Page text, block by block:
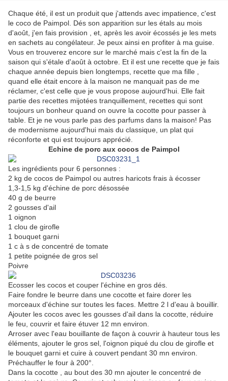
Chaque été, il est un produit que j'attends avec impatience, c'est
le coco de Paimpol. Dés son apparition sur les étals au mois
d'août, j'en fais provision , et, après les avoir écossés je les mets
en sachets au congélateur. Je peux ainsi en profiter à ma guise.
Vous en trouverez encore sur le marché mais c'est la fin de la
saison qui s'étale d'août à octobre. Et il est une recette que je fais
chaque année depuis bien longtemps, recette que ma fille ,
quand elle était encore à la maison ne manquait pas de me
réclamer, c'est celle que je vous propose aujourd'hui. Elle fait
partie des recettes mijotées tranquillement, recettes qui sont
toujours un bonheur quand on ouvre la cocotte pour passer à
table. Et je ne vous parle pas des parfums dans la maison! Pas
de modernisme aujourd'hui mais du classique, un plat qui
réconforte et qui est toujours apprécié.
Echine de porc aux cocos de Paimpol
Les ingrédients pour 6 personnes :
2 kg de cocos de Paimpol ou autres haricots frais à écosser
1,3-1,5 kg d'échine de porc désossée
40 g de beurre
2 gousses d'ail
1 oignon
1 clou de girofle
1 bouquet garni
1 c à s de concentré de tomate
1 petite poignée de gros sel
Poivre
Ecosser les cocos et couper l'échine en gros dés.
Faire fondre le beurre dans une cocotte et faire dorer les
morceaux d'échine sur toutes les faces. Mettre 2 l d'eau à bouillir.
Ajouter les cocos avec les gousses d'ail dans la cocotte, réduire
le feu, couvrir et faire étuver 12 mn environ.
Arroser avec l'eau bouillante de façon à couvrir à hauteur tous les
éléments, ajouter le gros sel, l'oignon piqué du clou de girofle et
le bouquet garni et cuire à couvert pendant 30 mn environ.
Préchauffer le four à 200°.
Dans la cocotte , au bout des 30 mn ajouter le concentré de